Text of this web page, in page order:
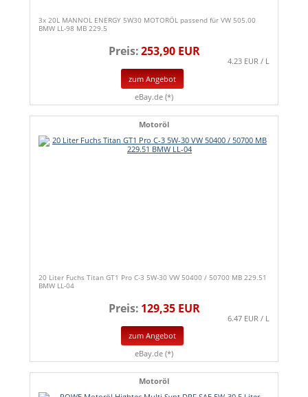
3x 20L MANNOL ENERGY 5W30 MOTORÖL passend für VW 505.00
BMW LL-98 MB 229.5
Preis:253,90 EUR
4.23 EUR / L
zum Angebot
eBay.de (*)
Motoröl
20 Liter Fuchs Titan GT1 Pro C-3 5W-30 VW 50400 / 50700 MB 229.51
BMW LL-04
Preis: 129,35 EUR
6.47 EUR / L
zum Angebot
eBay.de (*)
Motoröl